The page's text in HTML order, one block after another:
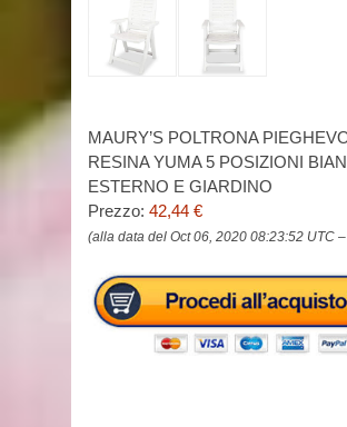
MAURY’S POLTRONA
RESINA YUMA 5 POSIZIONI
ESTERNO E GIARDINO
Prezzo: 42,44 €
(alla data del Oct 06, 2020 08:23:52 UTC –